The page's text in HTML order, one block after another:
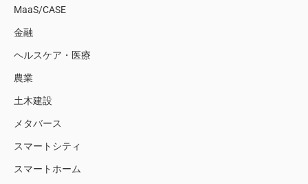
MaaS/CASE
金融
ヘルスケア・医療
農業
土木建設
メタバース
スマートシティ
スマートホーム